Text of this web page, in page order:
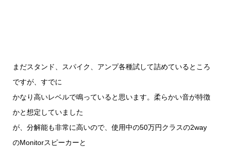
まだスタンド、スパイク、アンプ各種試して詰めているところ
ですが、すでに
かなり高いレベルで鳴っていると思います。柔らかい音が特徴
かと想定していました
が、分解能も非常に高いので、使用中の50万円クラスの2way
のMonitorスピーカーと